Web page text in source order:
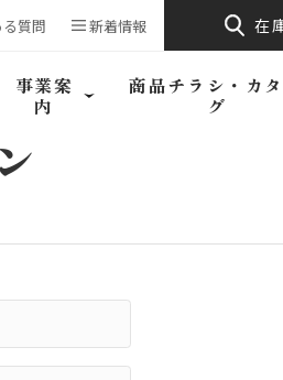
質問 新着情報 在
事業案
内
商品チラシ・カ
グ